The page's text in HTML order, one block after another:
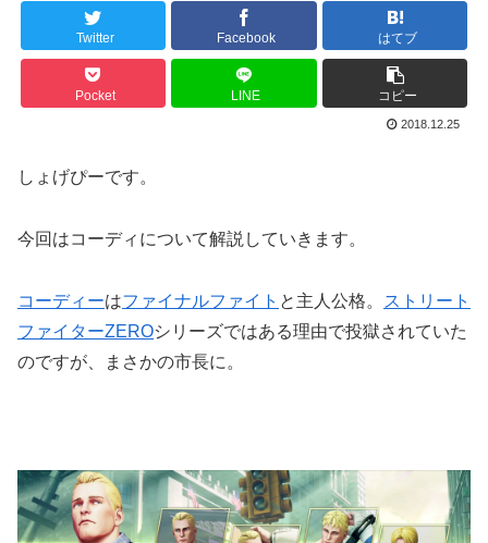
Twitter Facebook はてブ
Pocket LINE コピー
2018.12.25
しょげぴーです。
今回はコーディについて解説していきます。
コーディーはファイナルファイト と主人公格。
ストリート
ファイターZEROシリーズではある理由で投獄されていた
のですが、まさかの市長に。